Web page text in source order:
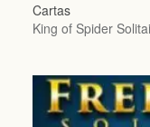
Cartas
King of Spider